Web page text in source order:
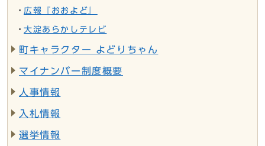
広報『おおよど』
大淀あらかしテレビ
町キャラクター よどりちゃん
マイナンバー制度概要
人事情報
入札情報
選挙情報